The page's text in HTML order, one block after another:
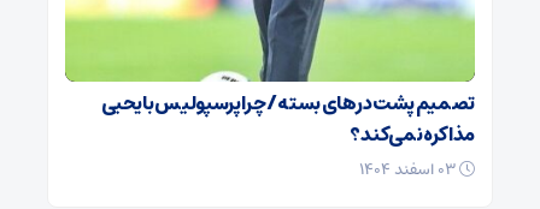
تصمیم پشت در‌های بسته / چرا پرسپولیس با یحیی
مذاکره نمی‌کند؟